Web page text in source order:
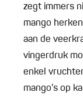
zegt immers
mango
aan de
vingerdruk
enkel
mango’s op